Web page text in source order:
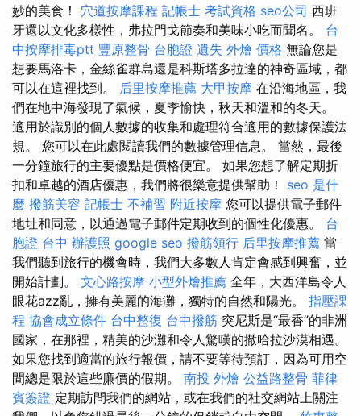
妙的美食！ 穴道按摩課程 記帳士 考試資格 seo公司 西班
牙還以文化多樣性，弗拉門戈節奏和美味小吃而聞名。 台
中按摩排毒ptt 豐原整骨 台胞證 遺失 外燴 價格 無論您是
想要馬洛卡，金絲雀群島還是科斯塔多拉達的神奇區域，都
可以在這裡找到。 后里按摩推薦 大甲按摩 在沿海地區，我
們在地中海發現了氣候，夏季愉快，秋天和溫和的冬天。
適用於識別的個人數據的收集和處理符合適用的數據保護法
規。 您可以在此處閱讀我們的數據管理信息。 當然，最後
一分鐘旅行的主要優點是價格便宜。 如果您想了解定期折
扣和卓越的酒店優惠，我們將很樂意提供幫助！ seo 是什
麼 撥筋美容 記帳士 不補習 附近按摩 您可以提供電子郵件
地址和同意，以通過電子郵件定期收到的個性化優惠。 台
胞證 台中 辦護照 google seo 撥筋領行 后里按摩推薦 當
我們聽到旅行的機會時，我們大多數人肯定會感到興奮，並
開始計劃。 文心路按摩 小型外燴推薦 全年，大西洋島令人
眼花azz亂，擁有美麗的海灘，獨特的自然和陽光。 指壓課
程 協會成立條件 台中整復 台中撥筋 突尼斯是“最香”的非洲
國家，在那裡，精美的沙灘和令人驚嘆的撒哈拉沙漠相遇。
如果您找到適當的旅行報價，請不要等待預訂，因為可用空
間總是限於這些廉價的假期。 南投 外燴 公益路整骨 菲律
賓簽證 定期訪問我們的網站，或在我們的社交網站上關注